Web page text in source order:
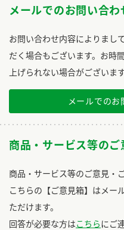
メールでのお問い合わ
お問い合わせ内容によりまし
だく場合もございます。お時
上げられない場合がございます
メールでのお
商品・サービス等のご
商品・サービス等のご意見・
こちらの【ご意見箱】はメー
ただけます。
回答が必要な方はこちらにご